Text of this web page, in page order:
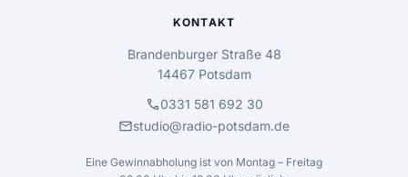
KONTAKT
Brandenburger Straße 48
14467 Potsdam
call0331 581 692 30
mailstudio@radio-potsdam.de
Eine Gewinnabholung ist von Montag – Freitag